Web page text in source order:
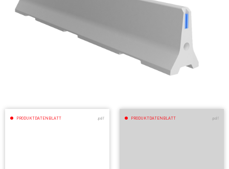
PRODUKTDATENBLATT .pdf
PRODUKTDATENBLATT .pdf